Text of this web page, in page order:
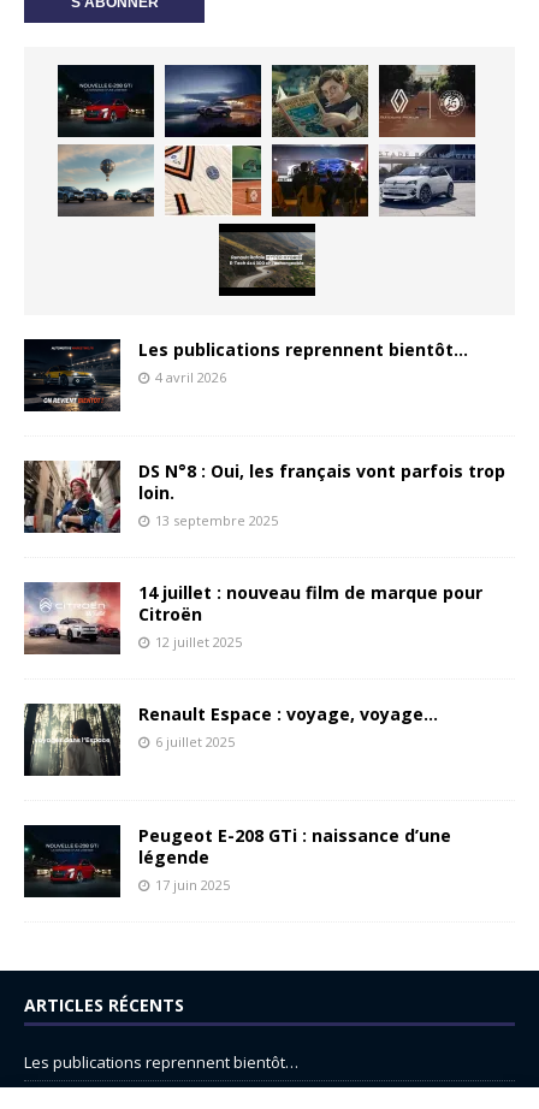
Les publications reprennent bientôt…
4 avril 2026
DS N°8 : Oui, les français vont parfois trop
loin.
13 septembre 2025
14 juillet : nouveau film de marque pour
Citroën
12 juillet 2025
Renault Espace : voyage, voyage…
6 juillet 2025
Peugeot E-208 GTi : naissance d’une
légende
17 juin 2025
ARTICLES RÉCENTS
Les publications reprennent bientôt…